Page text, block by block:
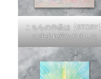
こちらの作品は【STORY】
に生まれ変わりました